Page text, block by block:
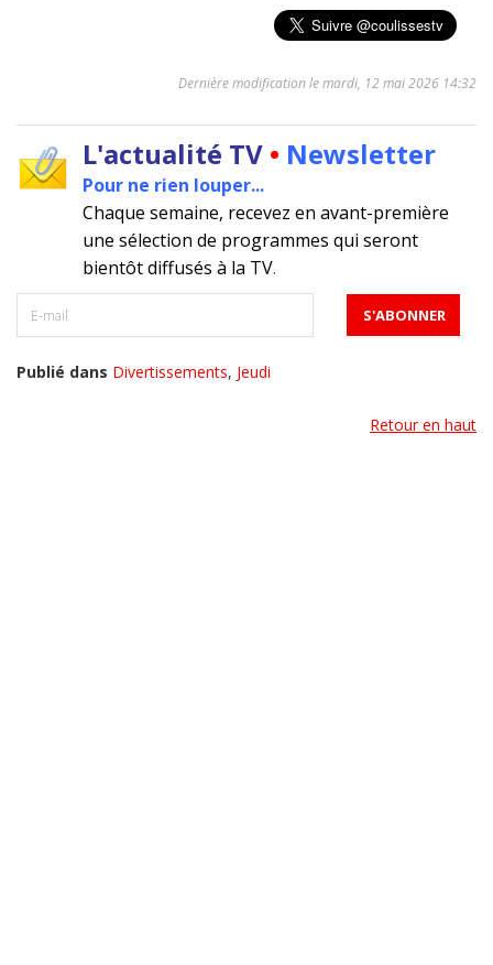
Dernière modification le mardi, 12 mai 2026 14:32
L'actualité TV • Newsletter
Pour ne rien louper...
Chaque semaine, recevez en avant-première
une sélection de programmes qui seront
bientôt diffusés à la TV.
Publié dans Divertissements, Jeudi
Retour en haut